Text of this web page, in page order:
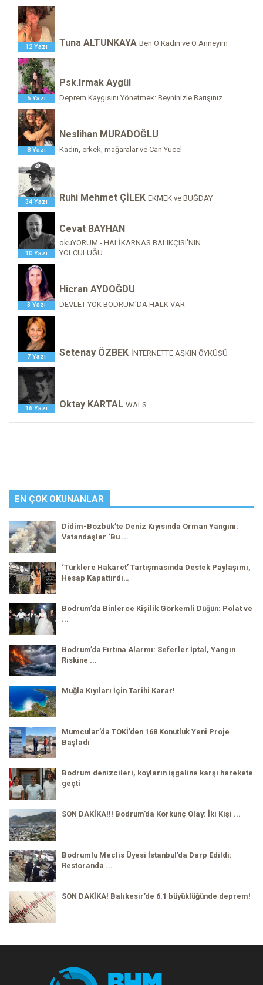
12 Yazı Tuna ALTUNKAYA Ben O Kadın ve O Anneyim
5 Yazı
Psk.Irmak Aygül
Deprem Kaygısını Yönetmek: Beyninizle Barışınız
8 Yazı
Neslihan MURADOĞLU
Kadın, erkek, mağaralar ve Can Yücel
34 Yazı Ruhi Mehmet ÇİLEK EKMEK ve BUĞDAY
10 Yazı
Cevat BAYHAN
okuYORUM - HALİKARNAS BALIKÇISI'NIN
YOLCULUĞU
3 Yazı
Hicran AYDOĞDU
DEVLET YOK BODRUM'DA HALK VAR
7 Yazı Setenay ÖZBEK İNTERNETTE AŞKIN ÖYKÜSÜ
16 Yazı Oktay KARTAL WALS
EN ÇOK OKUNANLAR
Didim-Bozbük’te Deniz Kıyısında Orman Yangını:
Vatandaşlar ‘Bu ...
‘Türklere Hakaret’ Tartışmasında Destek Paylaşımı,
Hesap Kapattırdı…
Bodrum’da Binlerce Kişilik Görkemli Düğün: Polat ve
...
Bodrum’da Fırtına Alarmı: Seferler İptal, Yangın
Riskine ...
Muğla Kıyıları İçin Tarihi Karar!
Mumcular’da TOKİ’den 168 Konutluk Yeni Proje
Başladı
Bodrum denizcileri, koyların işgaline karşı harekete
geçti
SON DAKİKA!!! Bodrum’da Korkunç Olay: İki Kişi ...
Bodrumlu Meclis Üyesi İstanbul’da Darp Edildi:
Restoranda ...
SON DAKİKA! Balıkesir’de 6.1 büyüklüğünde deprem!